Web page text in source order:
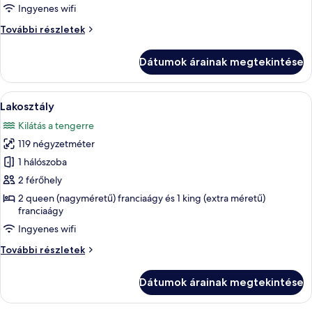
Ingyenes wifi
További részletek
Junior
Dátumok árainak megtekintése
A
következő
szoba
összes
képének
megtekintése:
Lakosztály
Egy modern szállodai szoba,
5
Lakosztály
Kilátás a tengerre
119 négyzetméter
1 hálószoba
2 férőhely
2 queen (nagyméretű) franciaágy és 1 king (extra méretű)
franciaágy
Ingyenes wifi
További részletek
Lakosztály
Dátumok árainak megtekintése